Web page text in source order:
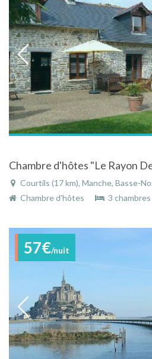
Courtils (17 km), Manche, Basse-
Chambre d'hôtes
3 chambres
57€/nuit